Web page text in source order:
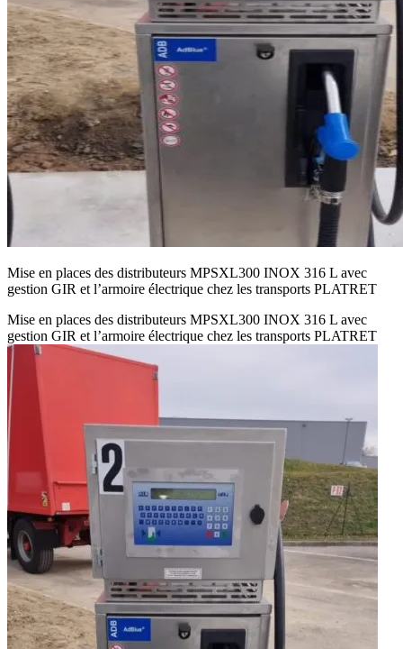
Mise en places des distributeurs MPSXL300 INOX 316 L avec
gestion GIR et l’armoire électrique chez les transports PLATRET
Mise en places des distributeurs MPSXL300 INOX 316 L avec
gestion GIR et l’armoire électrique chez les transports PLATRET